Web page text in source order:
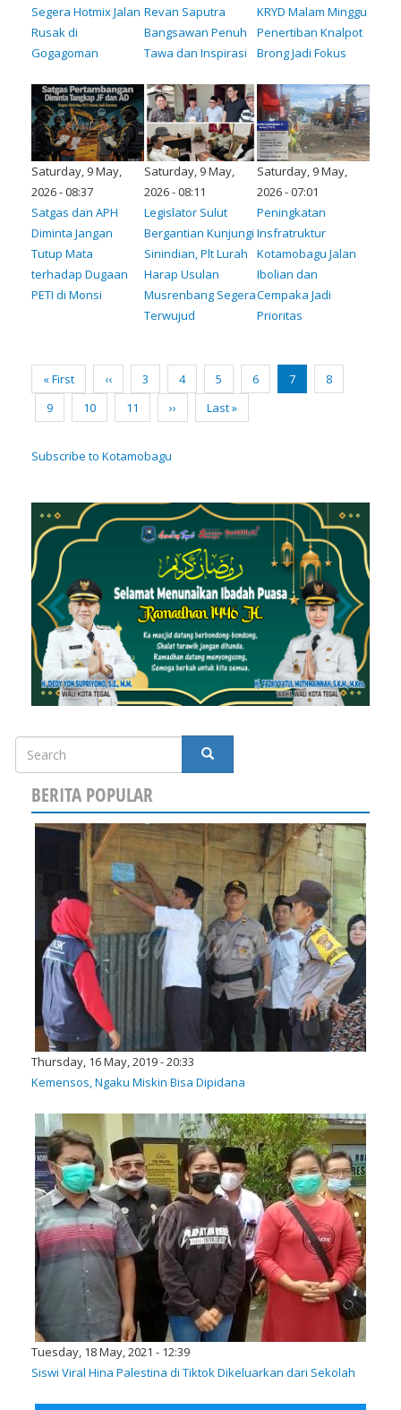
Segera Hotmix Jalan
Rusak di
Gogagoman
Revan Saputra
Bangsawan Penuh
Tawa dan Inspirasi
KRYD Malam Minggu
Penertiban Knalpot
Brong Jadi Fokus
Saturday, 9 May,
2026 - 08:37
Satgas dan APH
Diminta Jangan
Tutup Mata
terhadap Dugaan
PETI di Monsi
Saturday, 9 May,
2026 - 08:11
Legislator Sulut
Bergantian Kunjungi
Sinindian, Plt Lurah
Harap Usulan
Musrenbang Segera
Terwujud
Saturday, 9 May,
2026 - 07:01
Peningkatan
Insfratruktur
Kotamobagu Jalan
Ibolian dan
Cempaka Jadi
Prioritas
Pagination
First
page
« First
Previous
page
‹‹ Page
3 Page
4 Page
5 Page
6
Current
page
7 Page
8
Page
9 Page
10 Page
11
Next
page
››
Last
page
Last »
Subscribe to Kotamobagu
Search
SEARCH
BERITA POPULAR
Thursday, 16 May, 2019 - 20:33
Kemensos, Ngaku Miskin Bisa Dipidana
Tuesday, 18 May, 2021 - 12:39
Siswi Viral Hina Palestina di Tiktok Dikeluarkan dari Sekolah